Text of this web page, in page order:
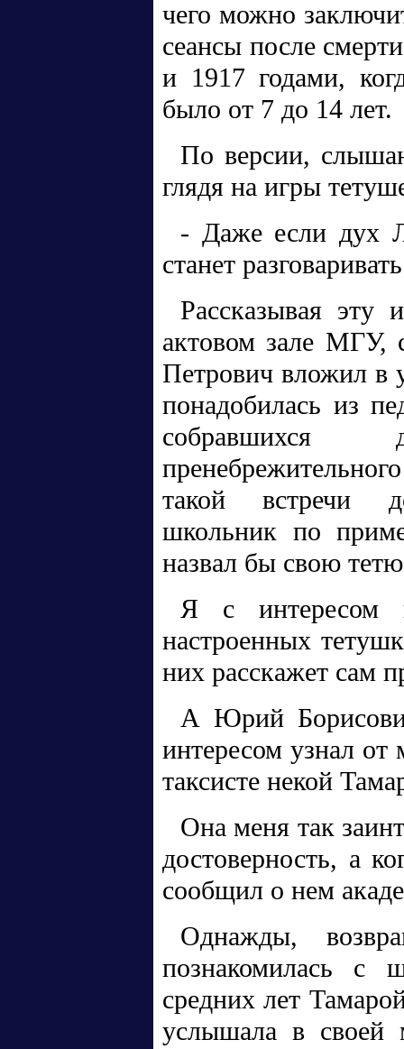
чего можно
сеансы после
и 1917 годами,
было от 7 до 14 лет.
По версии,
глядя на игры
- Даже если дух
станет
Рассказывая эту
актовом зале МГУ,
Петрович вложил в
понадобилась из
собравшихся
такой встречи
школьник по
назвал бы свою
Я с интересом
настроенных
них расскажет сам
А Юрий
интересом узнал
таксисте некой
Она меня так
достоверность, а
сообщил о нем
Однажды,
познакомилась с
средних лет
услышала в своей